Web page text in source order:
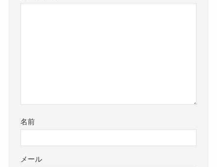
名前
メール